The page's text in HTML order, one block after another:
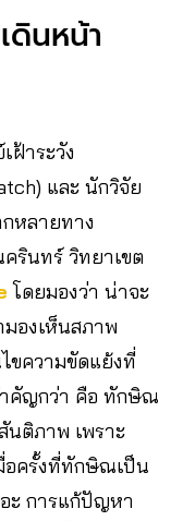
ดินหน้า
ฝ้าระวัง
และ นักวิจัย
หลายทาง
รินทร์ วิทยาเขต
โดยมองว่า น่าจะ
มองเห็นสภาพ
ขความขัดแย้งที่
คัญกว่า คือ ทักษิณ
นติภาพ เพราะ
อครั้งที่ทักษิณเป็น
ะ การแก้ปัญหา